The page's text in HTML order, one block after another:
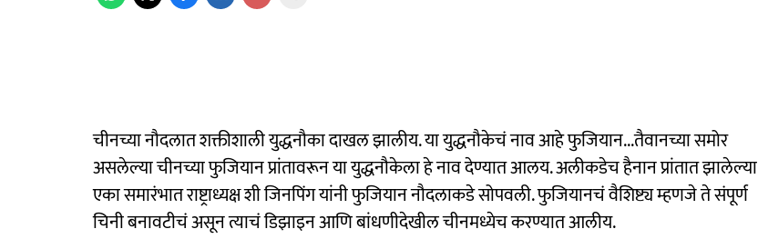
चीनच्या नौदलात शक्तीशाली युद्धनौका दाखल झालीय. या युद्धनौकेचं नाव आहे फुजियान...तैवानच्या समोर
असलेल्या चीनच्या फुजियान प्रांतावरून या युद्धनौकेला हे नाव देण्यात आलय. अलीकडेच हैनान प्रांतात झालेल्या
एका समारंभात राष्ट्राध्यक्ष शी जिनपिंग यांनी फुजियान नौदलाकडे सोपवली. फुजियानचं वैशिष्ट्य म्हणजे ते संपूर्ण
चिनी बनावटीचं असून त्याचं डिझाइन आणि बांधणीदेखील चीनमध्येच करण्यात आलीय.